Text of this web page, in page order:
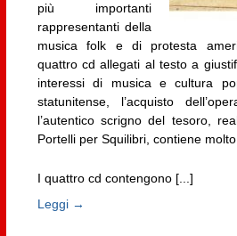
più importanti
rappresentanti della
musica folk e di protesta
quattro cd allegati al testo a
interessi di musica e cultura
statunitense, l’acquisto
l’autentico scrigno del tesoro,
Portelli per Squilibri, contiene
I quattro cd contengono [...]
Leggi →